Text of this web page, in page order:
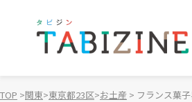
TOP 関東 東京都23区 お土産 フランス菓